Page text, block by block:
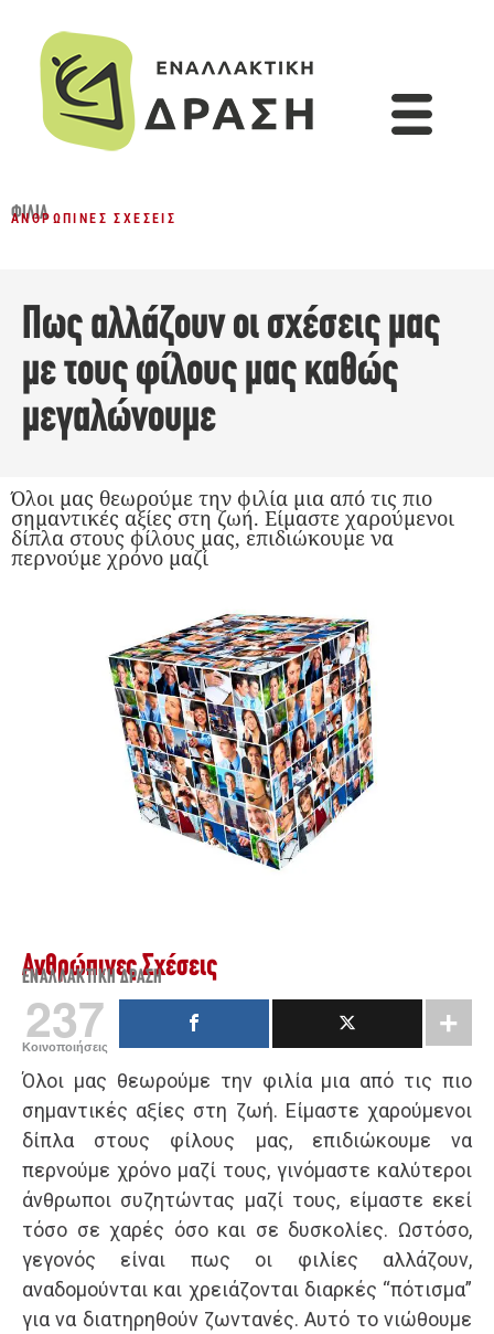
ΦΙΛΊΑ
ΑΝΘΡΏΠΙΝΕΣ ΣΧΈΣΕΙΣ
Πως αλλάζουν οι σχέσεις μας
με τους φίλους μας καθώς
μεγαλώνουμε
Όλοι μας θεωρούμε την φιλία μια από τις πιο
σημαντικές αξίες στη ζωή. Είμαστε χαρούμενοι
δίπλα στους φίλους μας, επιδιώκουμε να
περνούμε χρόνο μαζί
Ανθρώπινες Σχέσεις
ΕΝΑΛΛΑΚΤΙΚΉ ΔΡΆΣΗ
237
Κοινοποιήσεις
Όλοι μας θεωρούμε την φιλία μια από τις πιο
σημαντικές αξίες στη ζωή. Είμαστε χαρούμενοι
δίπλα στους φίλους μας, επιδιώκουμε να
περνούμε χρόνο μαζί τους, γινόμαστε καλύτεροι
άνθρωποι συζητώντας μαζί τους, είμαστε εκεί
τόσο σε χαρές όσο και σε δυσκολίες. Ωστόσο,
γεγονός είναι πως οι φιλίες αλλάζουν,
αναδομούνται και χρειάζονται διαρκές “πότισμα”
για να διατηρηθούν ζωντανές. Αυτό το νιώθουμε